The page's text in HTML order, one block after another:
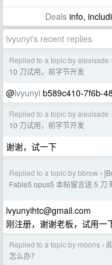
Dealsinfo,
lvyunyi's recent replies
Replied to a topic by alexissde ›
10 刀试用，前字节开发
@lvyunyi b589c410-7f6b-
Replied to a topic by alexissde ›
10 刀试用，前字节开发
谢谢，试一下
Replied to a topic by bbrow ›
Fable5 opus5 本帖留言送 5 刀
lvyunyihtc@gmail.com
刚注册，谢谢老板，试用一
Replied to a topic by moons ›
怎么办？